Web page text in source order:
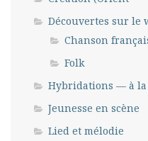
Découvertes sur le
Chanson
Folk
Hybridations — à la
Jeunesse en scène
Lied et mélodie